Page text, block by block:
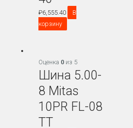
₽6,555.40
В
корзину
Оценка 0 из 5
Шина 5.00-
8 Mitas
10PR FL-08
TT